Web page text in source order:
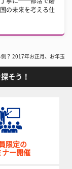
の未来を考える仕
側？ 2017年お正月、お年玉
そう！
限定の
ナー開催